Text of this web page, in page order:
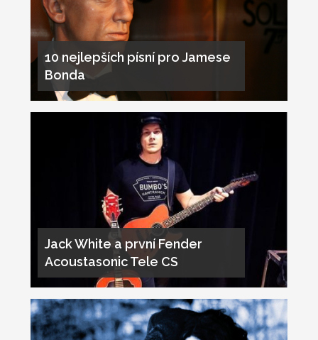
10 nejlepších písní pro Jamese
Bonda
Jack White a první Fender
Acoustasonic Tele CS